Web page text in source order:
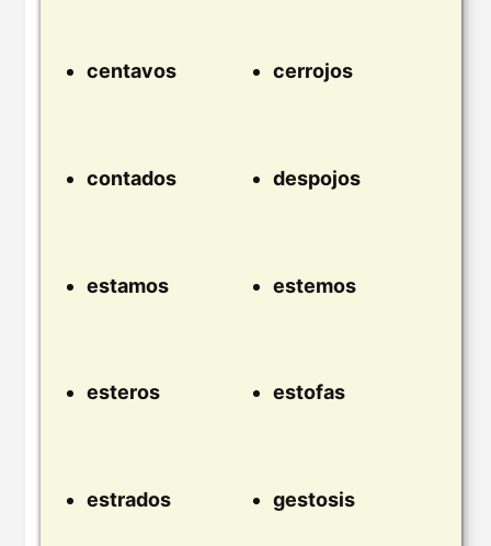
centavos cerrojos
contados despojos
estamos estemos
esteros estofas
estrados gestosis